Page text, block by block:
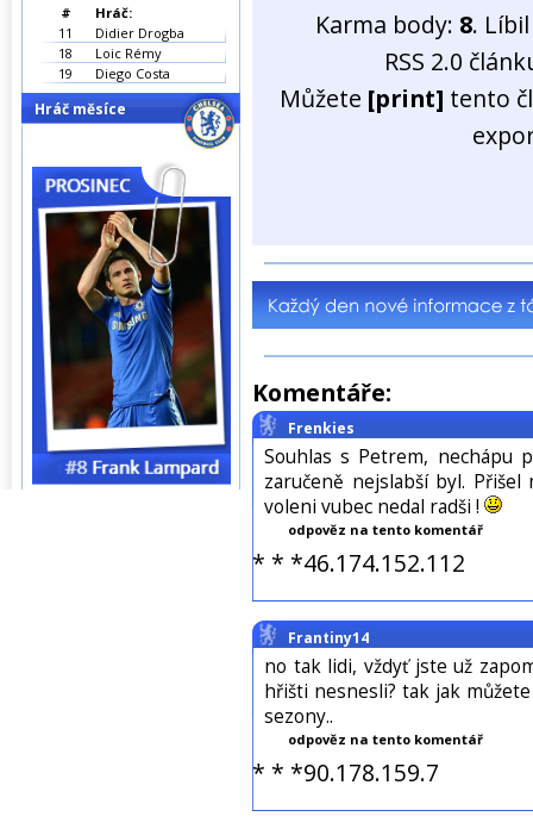
Karma body: 8.
RSS 2.0
Můžete [print] tento
Komentáře:
Frenkies
Souhlas s Petrem, nechápu
zaručeně nejslabší byl.
voleni vubec nedal radši !
odpověz na tento komentář
* * *46.174.152.112
Frantiny14
no tak lidi, vždyť jste už
hřišti nesnesli? tak jak
sezony..
odpověz na tento komentář
* * *90.178.159.7
#
Hráč:
11
Didier Drogba
18
Loic Rémy
19
Diego Costa
Hráč měsíce